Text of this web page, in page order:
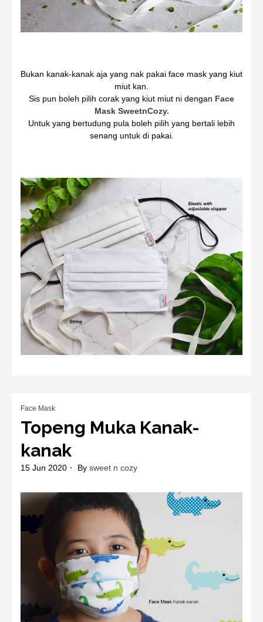
Bukan kanak-kanak aja yang nak pakai face mask yang kiut
miut kan.
Sis pun boleh pilih corak yang kiut miut ni dengan Face
Mask SweetnCozy.
Untuk yang bertudung pula boleh pilih yang bertali lebih
senang untuk di pakai.
Face Mask
Topeng Muka Kanak-
kanak
15 Jun 2020 By sweet n cozy